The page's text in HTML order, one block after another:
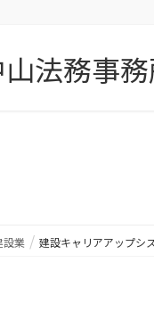
法務事
設業 建設キャリアアップシ